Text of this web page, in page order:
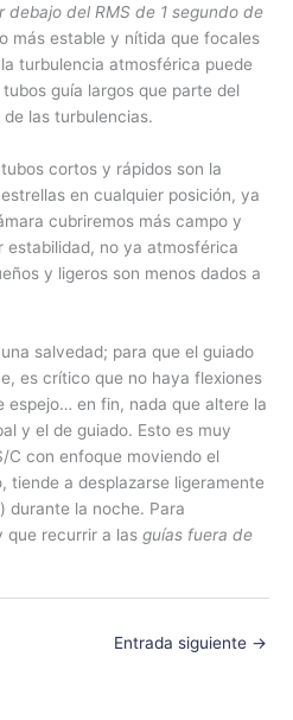
del RMS de 1 segundo de
más estable y nítida que focales
turbulencia atmosférica puede
guía largos que parte del
las turbulencias.
cortos y rápidos son la
en cualquier posición, ya
cubriremos más campo y
estabilidad, no ya atmosférica
y ligeros son menos dados a
salvedad; para que el guiado
es crítico que no haya flexiones
espejo… en fin, nada que altere la
y el de guiado. Esto es muy
con enfoque moviendo el
tiende a desplazarse ligeramente
durante la noche. Para
que recurrir a las guías fuera de
Entrada siguiente →